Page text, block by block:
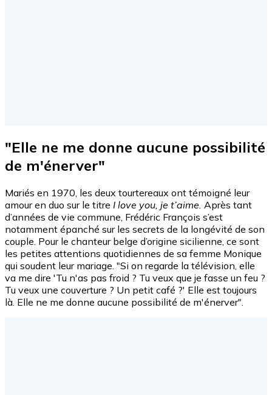
"Elle ne me donne aucune possibilité
de m'énerver"
Mariés en 1970, les deux tourtereaux ont témoigné leur
amour en duo sur le titre I love you, je t’aime. Après tant
d’années de vie commune, Frédéric François s’est
notamment épanché sur les secrets de la longévité de son
couple. Pour le chanteur belge d’origine sicilienne, ce sont
les petites attentions quotidiennes de sa femme Monique
qui soudent leur mariage. "Si on regarde la télévision, elle
va me dire 'Tu n'as pas froid ? Tu veux que je fasse un feu ?
Tu veux une couverture ? Un petit café ?' Elle est toujours
là. Elle ne me donne aucune possibilité de m'énerver".